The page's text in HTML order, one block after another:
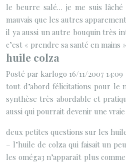
le beurre salé… je me suis
mauvais que les autres
il ya aussi un autre bouquin très
c’est « prendre sa santé en mains
huile colza
Posté par karlogo 16/11/2007 14:09
tout d’abord félicitations pour le
synthèse très abordable et
aussi qui pourrait devenir une
deux petites questions sur les
– l’huile de colza qui faisait un
les oméga3 n’apparaît plus